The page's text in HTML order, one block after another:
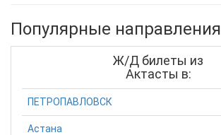
Популярные направления
Ж/Д билеты из
Актасты в:
ПЕТРОПАВЛОВСК
Астана